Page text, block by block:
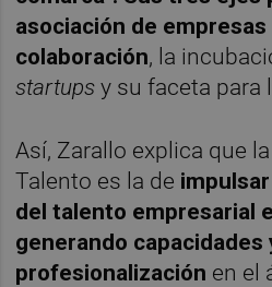
asociación de empresas
colaboración, la
startups y su faceta para
Así, Zarallo explica que
Talento es la de
del talento empresarial
generando capacidades
profesionalización en el